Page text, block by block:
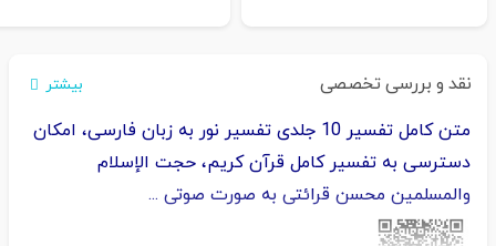
نقد و بررسی تخصصی بیشتر
متن کامل تفسیر 10 جلدی تفسیر نور به زبان فارسی، امکان
دسترسی به تفسیر کامل قرآن کریم، حجت الإسلام
والمسلمین محسن قرائتی به صورت صوتی ...